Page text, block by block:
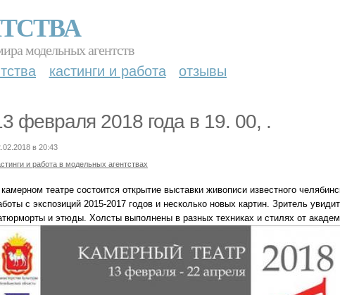
модельных агентств
кастинги и работа отзывы
февраля 2018 года в 19. 00, .
в 20:43
и работа в модельных агентствах
театре состоится открытие выставки живописи известного
с экспозиций 2015-2017 годов и несколько новых картин. Зритель
и этюды. Холсты выполнены в разных техниках и стилях от